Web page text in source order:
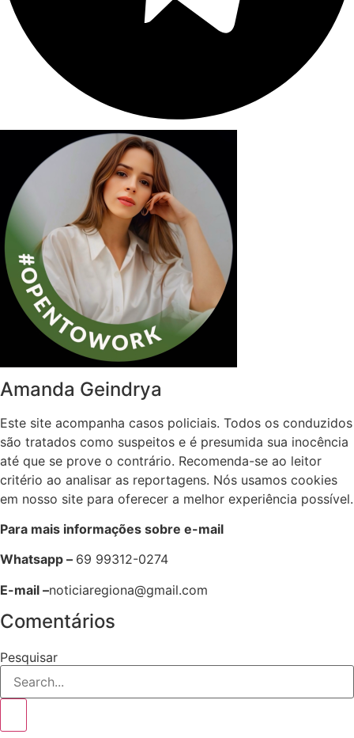
Amanda Geindrya
Este site acompanha casos policiais. Todos os conduzidos
são tratados como suspeitos e é presumida sua inocência
até que se prove o contrário. Recomenda-se ao leitor
critério ao analisar as reportagens. Nós usamos cookies
em nosso site para oferecer a melhor experiência possível.
Para mais informações sobre e-mail
Whatsapp – 69 99312-0274
E-mail –noticiaregiona@gmail.com
Comentários
Pesquisar